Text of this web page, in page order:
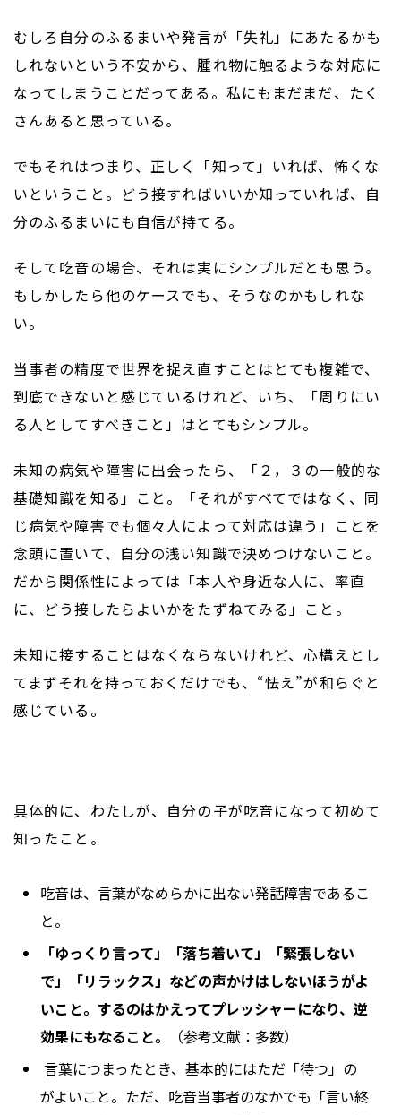
むしろ自分のふるまいや発言が「失礼」にあたるかも
しれないという不安から、腫れ物に触るような対応に
なってしまうことだってある。私にもまだまだ、たく
さんあると思っている。
でもそれはつまり、正しく「知って」いれば、怖くな
いということ。どう接すればいいか知っていれば、自
分のふるまいにも自信が持てる。
そして吃音の場合、それは実にシンプルだとも思う。
もしかしたら他のケースでも、そうなのかもしれな
い。
当事者の精度で世界を捉え直すことはとても複雑で、
到底できないと感じているけれど、いち、「周りにい
る人としてすべきこと」はとてもシンプル。
未知の病気や障害に出会ったら、「２，３の一般的な
基礎知識を知る」こと。「それがすべてではなく、同
じ病気や障害でも個々人によって対応は違う」ことを
念頭に置いて、自分の浅い知識で決めつけないこと。
だから関係性によっては「本人や身近な人に、率直
に、どう接したらよいかをたずねてみる」こと。
未知に接することはなくならないけれど、心構えとし
てまずそれを持っておくだけでも、“怯え”が和らぐと
感じている。
具体的に、わたしが、自分の子が吃音になって初めて
知ったこと。
吃音は、言葉がなめらかに出ない発話障害であるこ
と。
「ゆっくり言って」「落ち着いて」「緊張しない
で」「リラックス」などの声かけはしないほうがよ
いこと。するのはかえってプレッシャーになり、逆
効果にもなること。
（参考文献：多数）
言葉につまったとき、基本的にはただ「待つ」の
がよいこと。ただ、吃音当事者のなかでも「言い終